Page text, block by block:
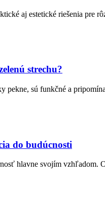
aj estetické riešenia pre
strechu?
pekne, sú funkčné a
do budúcnosti
hlavne svojím vzhľadom.